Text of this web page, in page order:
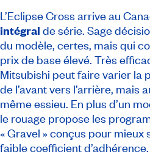
L’Eclipse Cross arrive au
intégral de série. Sage
du modèle, certes, mais qui
prix de base élevé. Très
Mitsubishi peut faire varier la
de l’avant vers l’arrière, mais
même essieu. En plus d’un
le rouage propose les
« Gravel » conçus pour mieux
faible coefficient d’adhérence.